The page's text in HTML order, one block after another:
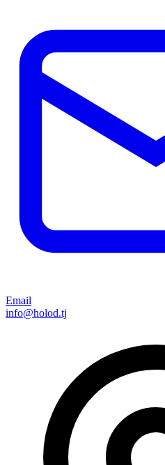
Email
info@holod.tj